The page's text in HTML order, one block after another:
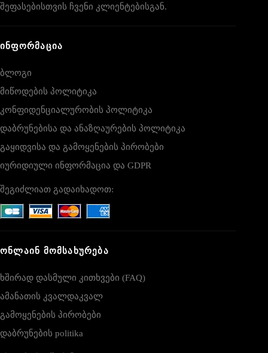
შეფასებისთვის ჩვენი კლიენტებისგან.
ᲘᲜᲤᲝᲠᲛᲐᲪᲘᲐ
ბლოგი
მიწოდების პოლიტიკა
კონფიდენციალურობის პოლიტიკა
დაბრუნებისა და ანაზღაურების პოლიტიკა
გაყიდვისა და გამოყენების პირობები
იურიდიული ინფორმაცია და GDPR
შეგიძლიათ გადაიხადოთ:
ᲝᲜᲚᲐᲘᲜ ᲛᲝᲛᲡᲐᲮᲣᲠᲔᲑᲐ
ხშირად დასმული კითხვები (FAQ)
ამანათის კვალდაკვალ
გამოყენების პირობები
დაბრუნების politika